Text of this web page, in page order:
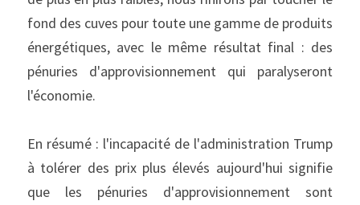
fond des cuves pour toute une gamme de produits
énergétiques, avec le même résultat final : des
pénuries d'approvisionnement qui paralyseront
l'économie.
En résumé : l'incapacité de l'administration Trump
à tolérer des prix plus élevés aujourd'hui signifie
que les pénuries d'approvisionnement sont